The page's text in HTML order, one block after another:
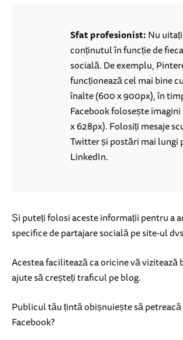
Sfat profesionist:Nu
conținutul în funcție de
socială. De exemplu,
funcționează cel mai bine
înalte (600 x 900px), în
Facebook folosește
x 628px). Folosiți mesaje
Twitter și postări mai lungi
LinkedIn.
Și puteți folosi aceste informații pentru a
specifice de partajare socială pe site-ul
Acestea facilitează ca oricine vă vizitează
ajute să creșteți traficul pe blog.
Publicul tău țintă obișnuiește să
Facebook?